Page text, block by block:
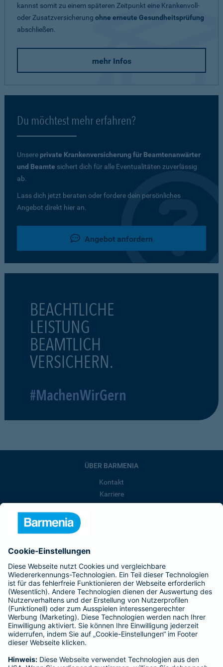
kannst somit zu einem späteren Zeitpunkt eine Krankenvoll-
oder Zusatzversicherung ohne erneute Gesundheitsprüfung
abschließen.
mehr Infos
Du möchtest mehr erfahren?
Unsere private Krankenversicherung für Beamtenanwärter
und Beamte sichert dich für alle Eventualitäten zuverlässig
ab.
Lass dich jetzt beraten oder fordere dein persönliches
Angebot direkt hier an.
Angebot anfordern
BEACHTLICHE
LEISTUNG
BEAMTLICH
VERSICHERN.
#MachenWirGern
ÜBER BARMENIA
Kontakt
Karriere
Barmenia ist Teil der BarmeniaGothaer
BELIEBTE SEITEN
Kranken-Zusatzversicherung
Tierversicherungen
Haftpflichtversicherung
Hausratversicherung